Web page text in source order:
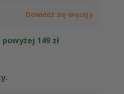
Dowiedz się więcej
powyżej 149 zł